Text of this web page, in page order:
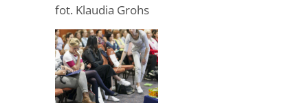
fot. Klaudia Grohs